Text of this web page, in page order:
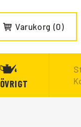
Varukorg 0
ÖVRIGT